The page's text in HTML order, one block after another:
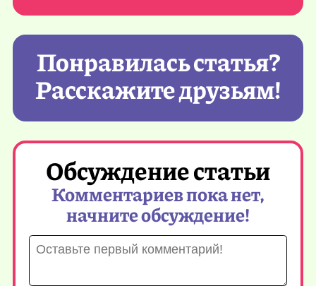
Понравилась статья?
Расскажите друзьям!
Обсуждение статьи
Комментариев пока нет,
начните обсуждение!